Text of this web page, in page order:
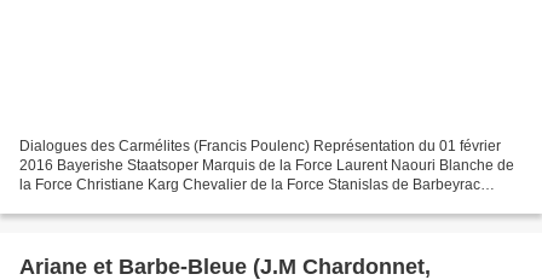
Dialogues des Carmélites (Francis Poulenc) Représentation du 01 février
2016 Bayerishe Staatsoper Marquis de la Force Laurent Naouri Blanche de
la Force Christiane Karg Chevalier de la Force Stanislas de Barbeyrac
Ariane et Barbe-Bleue (J.M Chardonnet,